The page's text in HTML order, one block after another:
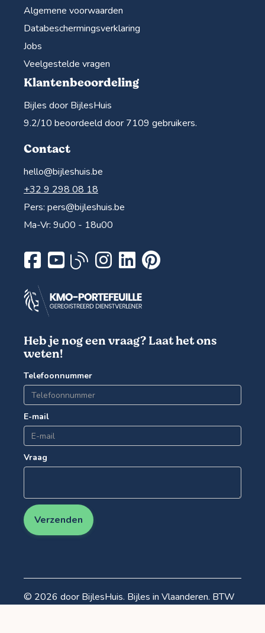
Algemene voorwaarden
Databeschermingsverklaring
Jobs
Veelgestelde vragen
Klantenbeoordeling
Bijles door BijlesHuis
9.2/10 beoordeeld door 7109 gebruikers.
Contact
hello@bijleshuis.be
+32 9 298 08 18
Pers: pers@bijleshuis.be
Ma-Vr: 9u00 - 18u00
Heb je nog een vraag? Laat het ons
weten!
Telefoonnummer
E-mail
Vraag
Verzenden
© 2026 door BijlesHuis. Bijles in Vlaanderen. BTW